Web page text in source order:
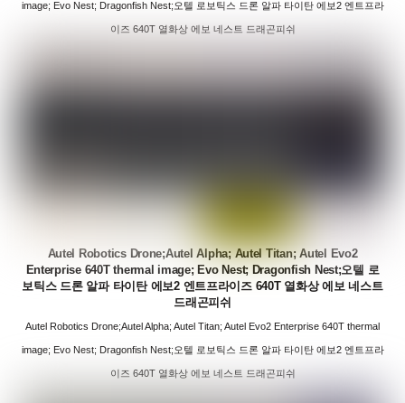
image; Evo Nest; Dragonfish Nest;오텔 로보틱스 드론 알파 타이탄 에보2 엔트프라
이즈 640T 열화상 에보 네스트 드래곤피쉬
Autel Robotics Drone;Autel Alpha; Autel Titan; Autel Evo2
Enterprise 640T thermal image; Evo Nest; Dragonfish Nest;오텔 로
보틱스 드론 알파 타이탄 에보2 엔트프라이즈 640T 열화상 에보 네스트
드래곤피쉬
Autel Robotics Drone;Autel Alpha; Autel Titan; Autel Evo2 Enterprise 640T thermal
image; Evo Nest; Dragonfish Nest;오텔 로보틱스 드론 알파 타이탄 에보2 엔트프라
이즈 640T 열화상 에보 네스트 드래곤피쉬